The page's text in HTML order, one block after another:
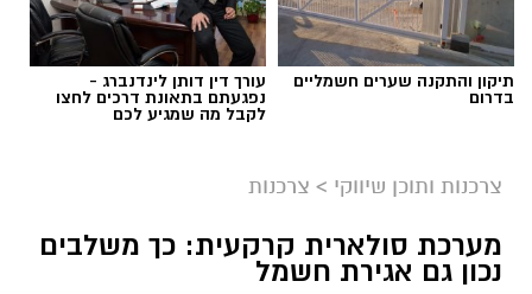
תיקון והתקנה שערים חשמליים
בדרום
עורך דין דותן לינדנברג -
נפגעתם בתאונת דרכים לחצו
לקבל מה שמגיע לכם
צרכנות ותוכן שיווקי > צרכנות
מערכת סולארית קרקעית: כך משלבים
נכון גם אגירת חשמל